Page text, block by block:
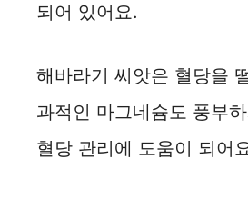
되어 있어요.
해바라기 씨앗은 혈당을
과적인 마그네슘도 풍부
혈당 관리에 도움이 되어